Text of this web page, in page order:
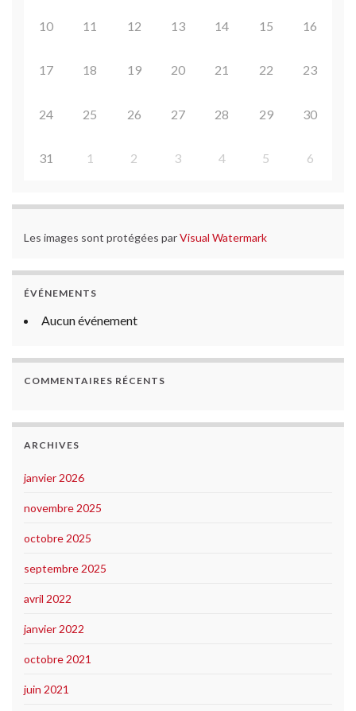
10 11 12 13 14 15 16
17 18 19 20 21 22 23
24 25 26 27 28 29 30
31 1 2 3 4 5 6
Les images sont protégées parVisual Watermark
ÉVÉNEMENTS
Aucun événement
COMMENTAIRES RÉCENTS
ARCHIVES
janvier 2026
novembre 2025
octobre 2025
septembre 2025
avril 2022
janvier 2022
octobre 2021
juin 2021